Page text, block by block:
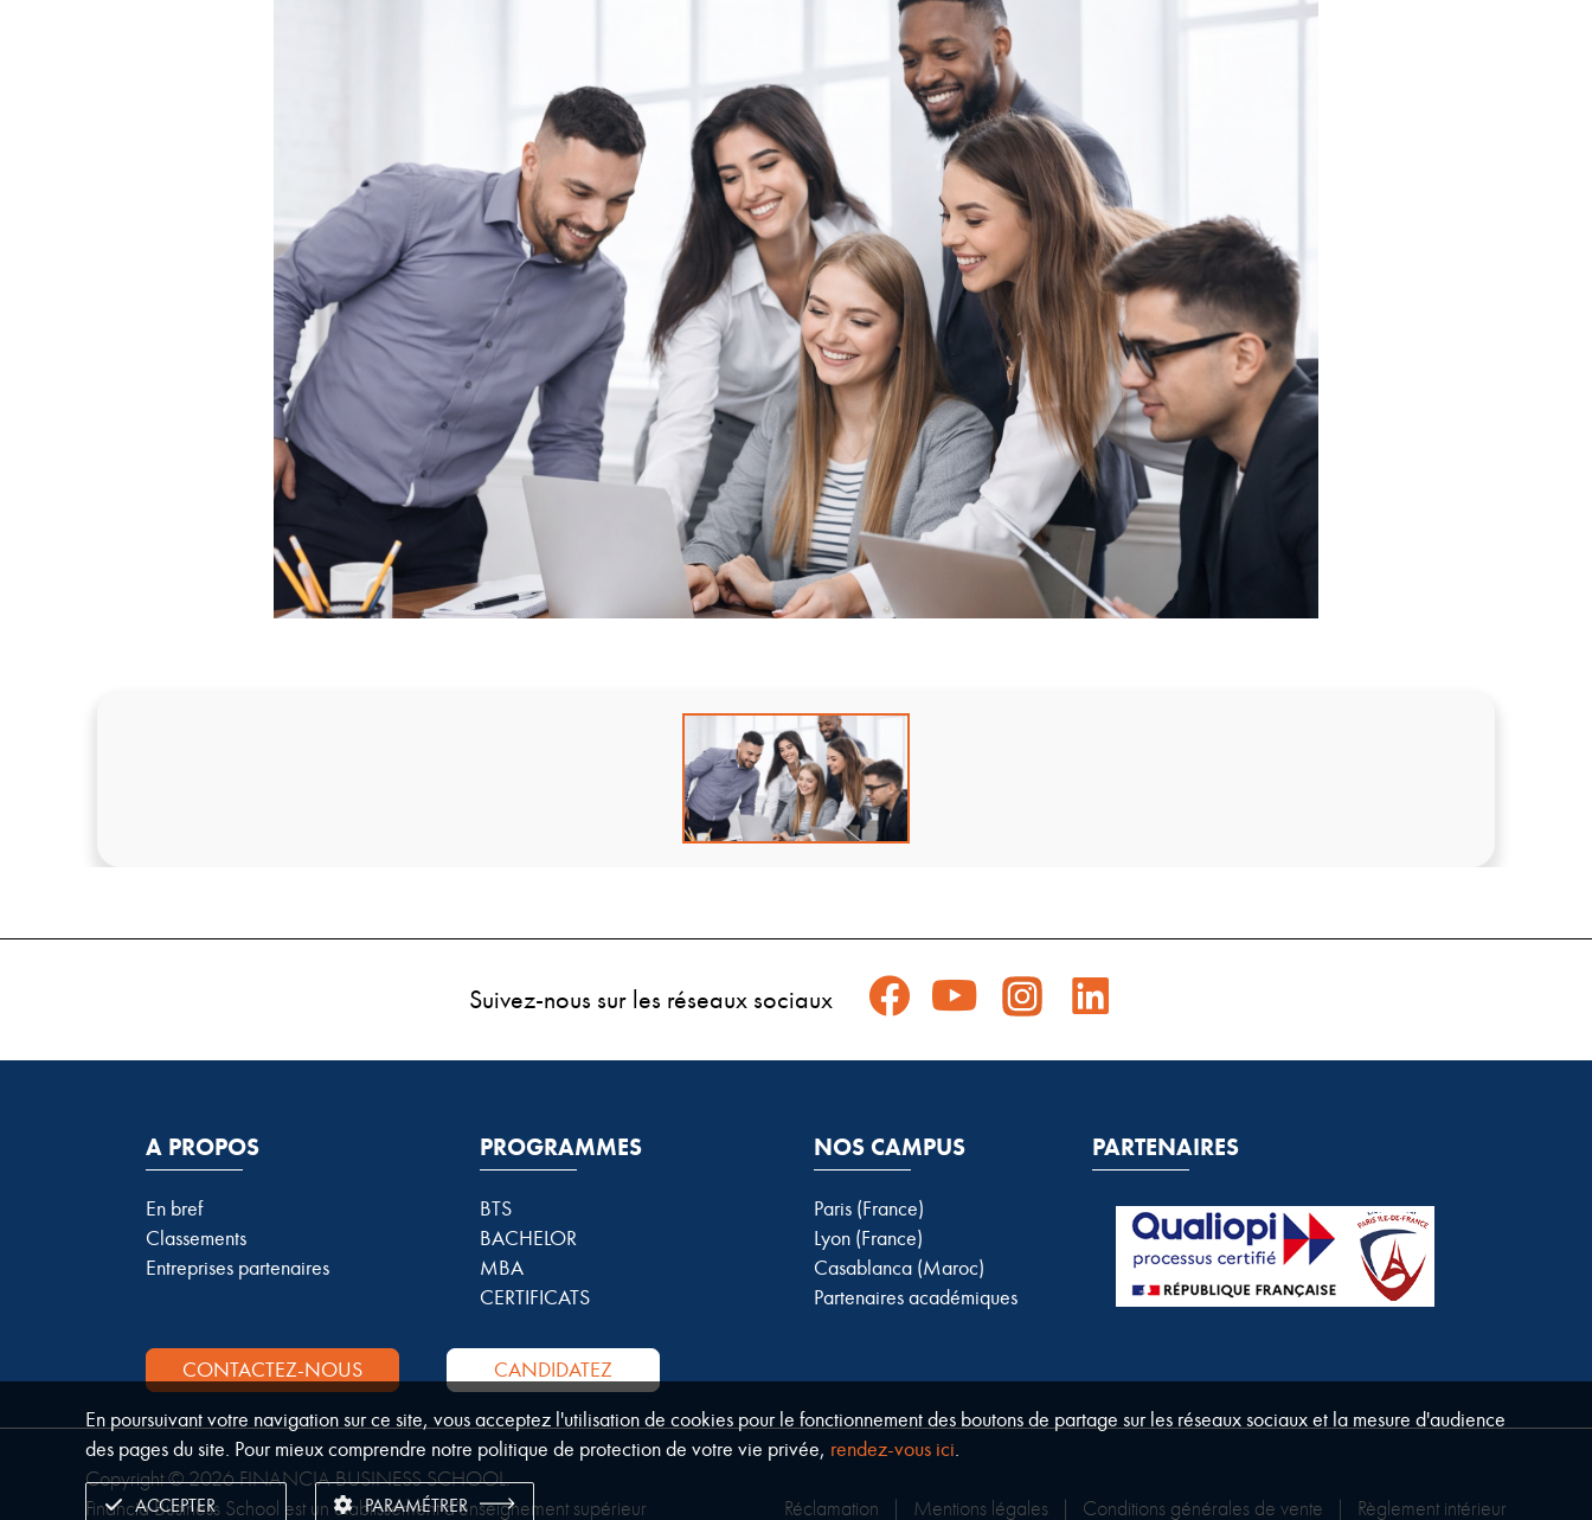
Suivez-nous sur les réseaux sociaux
A PROPOS
En bref
Classements
Entreprises partenaires
PROGRAMMES
BTS
BACHELOR
MBA
CERTIFICATS
CONTACTEZ-NOUS CANDIDATEZ
NOS CAMPUS
Paris (France)
Lyon (France)
Casablanca (Maroc)
Partenaires académiques
PARTENAIRES
Copyright © 2026 FINANCIA BUSINESS SCHOOL.
Financia Business School est un établissement d’enseignement supérieur
Réclamation | Mentions légales | Conditions générales de vente | Règlement intérieur
En poursuivant votre navigation sur ce site, vous acceptez l'utilisation de cookies pour le fonctionnement des boutons de partage sur les réseaux sociaux et la mesure d'audience
des pages du site. Pour mieux comprendre notre politique de protection de votre vie privée, rendez-vous ici.
ACCEPTER PARAMÉTRER